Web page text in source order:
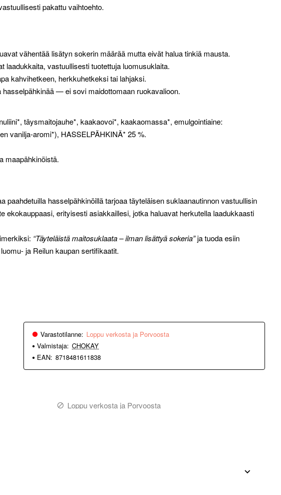
pakattu vaihtoehto.
vähentää lisätyn sokerin määrää mutta eivät halua tinkiä mausta.
laadukkaita, vastuullisesti tuotettuja luomusuklaita.
kahvihetkeen, herkkuhetkeksi tai lahjaksi.
hasselpähkinää — ei sovi maidottomaan ruokavalioon.
täysmaitojauhe*, kaakaovoi*, kaakaomassa*, emulgointiaine:
vanilja-aromi*), HASSELPÄHKINÄ* 25 %.
maapähkinöistä.
paahdetuilla hasselpähkinöillä tarjoaa täyteläisen suklaanautinnon vastuullisin
ekokauppaasi, erityisesti asiakkaillesi, jotka haluavat herkutella laadukkaasti
“Täyteläistä maitosuklaata – ilman lisättyä sokeria”ja tuoda esiin
ja Reilun kaupan sertifikaatit.
Varastotilanne: Loppu verkosta ja Porvoosta
Valmistaja: CHOKAY
EAN: 8718481611838
Loppu verkosta ja Porvoosta